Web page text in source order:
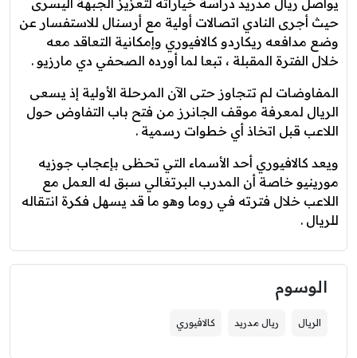
حيث أجرى النادي اتصالات أولية مع أرسنال للاستفسار عن
وضع مدافعه ريكاردو كالافيوري وإمكانية التعاقد معه
خلال الفترة المقبلة ، تبعا لما أورده الصحفي دي مارزيو .
المفاوضات لم تتجاوز حتى الآن المرحلة الأولية إذ يسعى
الريال لمعرفة موقف الجانرز من فتح باب التفاوض حول
اللاعب قبل اتخاذ أي خطوات رسمية .
ويعد كالافيوري أحد الأسماء التي تحظى بإعجاب جوزيه
مورينيو خاصة أن المدرب البرتغالي سبق له العمل مع
اللاعب خلال فترته في روما وهو ما قد يسهل فكرة انتقاله
للريال .
الوسوم
الريال ريال مدريد كالافيوري